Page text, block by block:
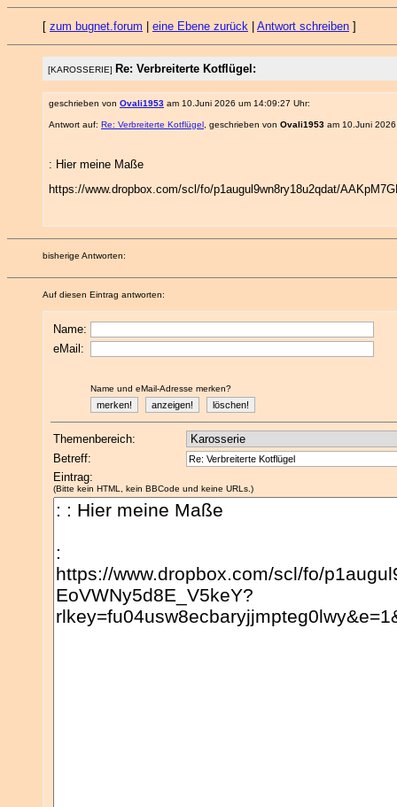
[ zum bugnet.forum eine Ebene zurück Antwort schreiben ]
[KAROSSERIE] Re: Verbreiterte Kotflügel:
geschrieben von Ovali1953 am 10.Juni 2026 um 14:09:27 Uhr:
Antwort auf: Re: Verbreiterte Kotflügel , geschrieben von Ovali1953 am 10.Juni
: Hier meine Maße
https://www.dropbox.com/scl/fo/p1augul9wn8ry18u2qdat/
bisherige Antworten:
Auf diesen Eintrag antworten:
Name:
eMail:
Name und eMail-Adresse merken?
Themenbereich:
Betreff:
Eintrag:
(Bitte kein HTML, kein BBCode und keine URLs.)